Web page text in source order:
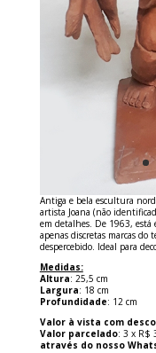
Antiga e bela escultura
artista Joana (não
em detalhes. De 1963, está
apenas discretas marcas do
despercebido. Ideal para
Medidas:
Altura: 25,5 cm
Largura: 18 cm
Profundidade: 12 cm
Valor à vista com
Valor parcelado: 3 x R$
através do nosso